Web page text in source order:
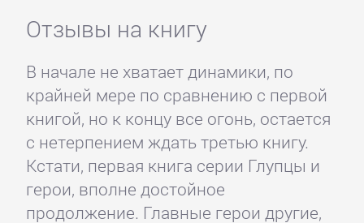
Отзывы на книгу
В начале не хватает динамики, по
крайней мере по сравнению с первой
книгой, но к концу все огонь, остается
с нетерпением ждать третью книгу.
Кстати, первая книга серии Глупцы и
герои, вполне достойное
продолжение. Главные герои другие,